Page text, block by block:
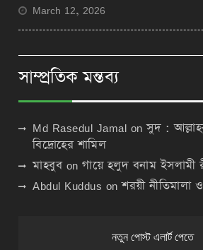
March 12, 2026
সাম্প্রতিক মন্তব্য
Md Rasedul Jamal onসুদ :
বিদ্রোহের শামিল
মাহবুবonগায়ে হলুদ বনাম ইসলামী
Abdul Kuddus onশরয়ী নীতিমালা ও
নতুন পোস্ট এলার্ট পেতে